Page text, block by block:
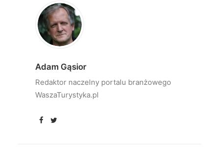
Adam Gąsior
Redaktor naczelny portalu branżowego
WaszaTurystyka.pl